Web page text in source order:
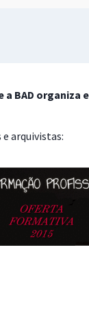
BAD organiza
arquivistas: